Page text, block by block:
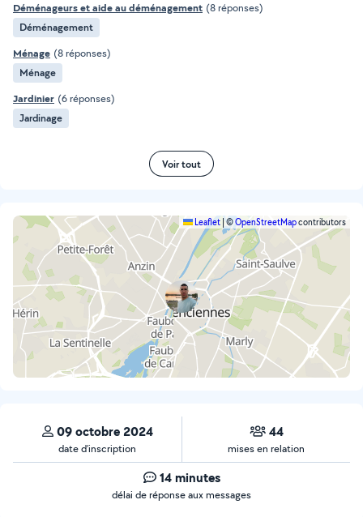
Déménageurs et aide au déménagement (8 réponses)
Déménagement
Ménage (8 réponses)
Ménage
Jardinier (6 réponses)
Jardinage
Voir tout
Leaflet ©OpenStreetMapcontributors
09 octobre 2024
date d’inscription
44
mises en relation
14 minutes
délai de réponse aux messages